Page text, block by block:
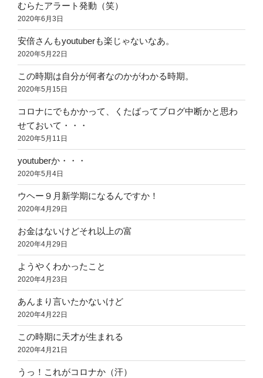
むらたアラート発動（笑）
2020年6月3日
安倍さんもyoutuberも楽じゃないなあ。
2020年5月22日
この時期は自分が何者なのかがわかる時期。
2020年5月15日
コロナにでもかかって、くたばってブログ中断かと思わ
せておいて・・・
2020年5月11日
youtuberか・・・
2020年5月4日
ウヘー９月新学期になるんですか！
2020年4月29日
お金はないけどそれ以上の富
2020年4月29日
ようやくわかったこと
2020年4月23日
あんまり言いたかないけど
2020年4月22日
この時期に天才が生まれる
2020年4月21日
うっ！これがコロナか（汗）